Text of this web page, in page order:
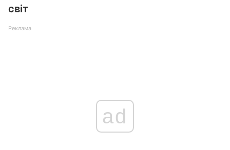
світ
Реклама
ad